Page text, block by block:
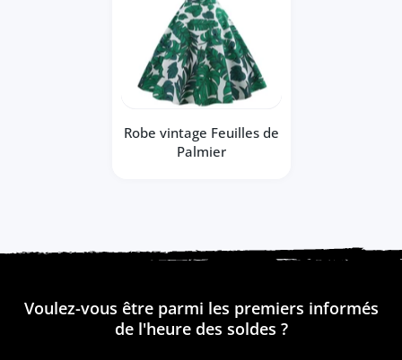
Robe vintage Feuilles de
Palmier
Voulez-vous être parmi les premiers informés
de l'heure des soldes ?